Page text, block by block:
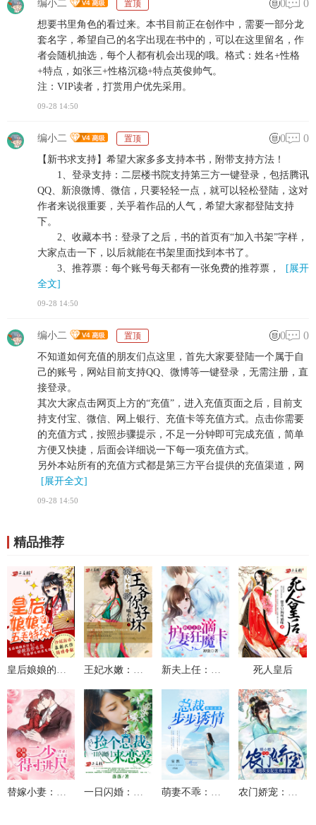
编小二 置顶 0 0
想要书里角色的看过来。本书目前正在创作中，需要一部分龙
套名字，希望自己的名字出现在书中的，可以在这里留名，作
者会随机抽选，每个人都有机会出现的哦。格式：姓名+性格
+特点，如张三+性格沉稳+特点英俊帅气。
注：VIP读者，打赏用户优先采用。
09-28 14:50
编小二 置顶 0 0
【新书求支持】希望大家多多支持本书，附带支持方法！
1、登录支持：二层楼书院支持第三方一键登录，包括腾讯
QQ、新浪微博、微信，只要轻轻一点，就可以轻松登陆，这对
作者来说很重要，关乎着作品的人气，希望大家都登陆支持
下。
2、收藏本书：登录了之后，书的首页有“加入书架”字样，
大家点击一下，以后就能在书架里面找到本书了。
3、推荐票：每个账号每天都有一张免费的推荐票，
[展开
全文]
09-28 14:50
编小二 置顶 0 0
不知道如何充值的朋友们点这里，首先大家要登陆一个属于自
己的账号，网站目前支持QQ、微博等一键登录，无需注册，直
接登录。
其次大家点击网页上方的“充值”，进入充值页面之后，目前支
持支付宝、微信、网上银行、充值卡等充值方式。点击你需要
的充值方式，按照步骤提示，不足一分钟即可完成充值，简单
方便又快捷，后面会详细说一下每一项充值方式。
另外本站所有的充值方式都是第三方平台提供的充值渠道，网
[展开全文]
09-28 14:50
精品推荐
死人皇后
替嫁小妻：二少，得寸进尺 一日闪婚：捡个总裁来恋爱 萌妻不乖：总裁步步诱情 农门娇宠：炮灰女配生存手册